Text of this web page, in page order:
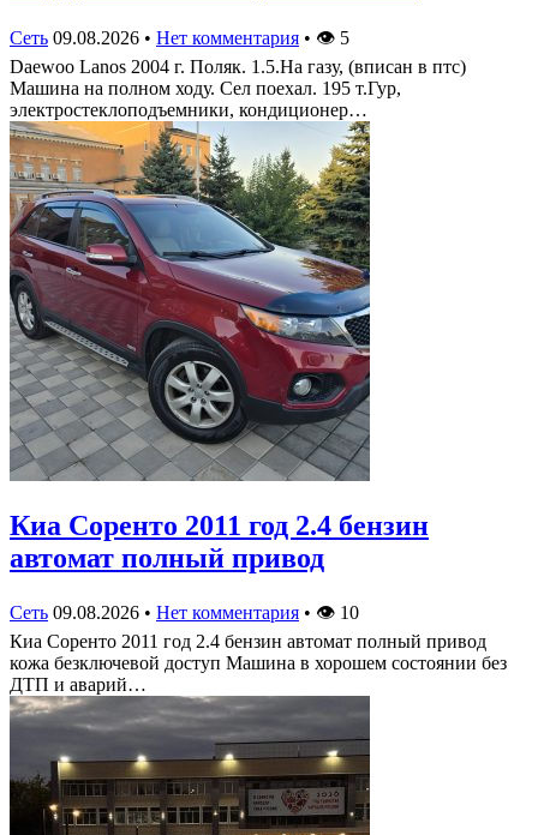
Сеть 09.08.2026 • Нет комментария • 👁 5
Daewoo Lanos 2004 г. Поляк. 1.5.На газу, (вписан в птс)
Машина на полном ходу. Сел поехал. 195 т.Гур,
электростеклоподъемники, кондиционер…
Киа Соренто 2011 год 2.4 бензин
автомат полный привод
Сеть 09.08.2026 • Нет комментария • 👁 10
Киа Соренто 2011 год 2.4 бензин автомат полный привод
кожа безключевой доступ Машина в хорошем состоянии без
ДТП и аварий…